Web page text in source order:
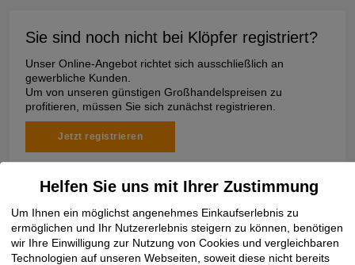
Sie sind noch nicht bei Klöpfer registriert?
Unser Online-Angebot richtet sich ausschließlich an
gewerbliche Kunden.
Um von unseren günstigen Großhandelspreisen zu
profitieren, müssen Sie sich zunächst registrieren.
Jetzt registrieren
Helfen Sie uns mit Ihrer Zustimmung
Um Ihnen ein möglichst angenehmes Einkaufserlebnis zu
ermöglichen und Ihr Nutzererlebnis steigern zu können, benötigen
wir Ihre Einwilligung zur Nutzung von Cookies und vergleichbaren
Technologien auf unseren Webseiten, soweit diese nicht bereits